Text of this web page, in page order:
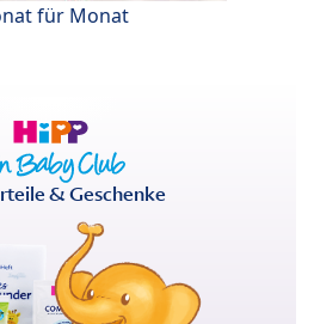
für Monat
& Geschenke